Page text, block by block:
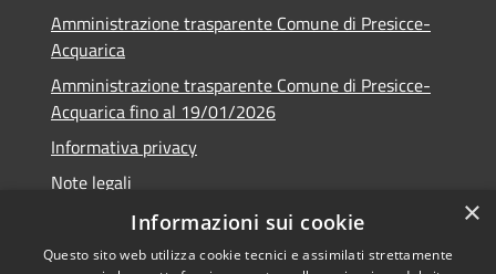
Amministrazione trasparente Comune di Presicce-
Acquarica
Amministrazione trasparente Comune di Presicce-
Acquarica fino al 19/01/2026
Informativa privacy
Note legali
Dichiarazione di accessibilità
×
Informazioni sui cookie
Questo sito web utilizza cookie tecnici e assimilati strettamente